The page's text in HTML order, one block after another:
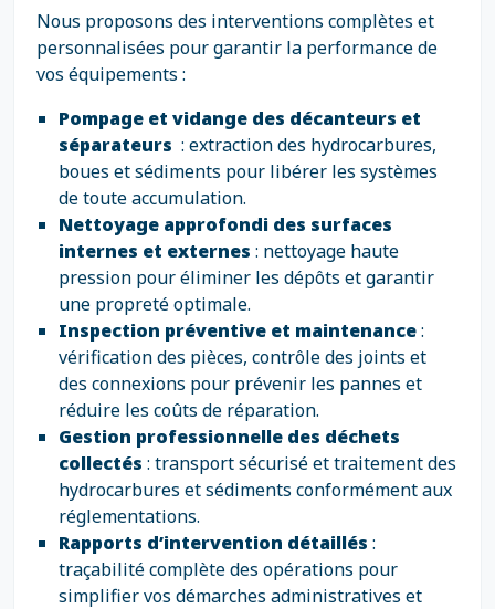
Nous proposons des interventions complètes et
personnalisées pour garantir la performance de
vos équipements :
Pompage et vidange des décanteurs et
séparateurs : extraction des hydrocarbures,
boues et sédiments pour libérer les systèmes
de toute accumulation.
Nettoyage approfondi des surfaces
internes et externes : nettoyage haute
pression pour éliminer les dépôts et garantir
une propreté optimale.
Inspection préventive et maintenance:
vérification des pièces, contrôle des joints et
des connexions pour prévenir les pannes et
réduire les coûts de réparation.
Gestion professionnelle des déchets
collectés : transport sécurisé et traitement des
hydrocarbures et sédiments conformément aux
réglementations.
Rapports d’intervention détaillés :
traçabilité complète des opérations pour
simplifier vos démarches administratives et